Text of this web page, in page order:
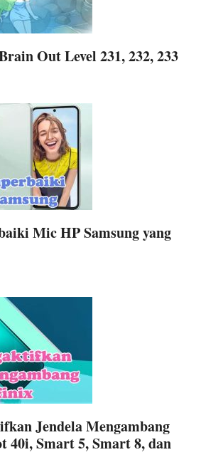
Out Level 231, 232, 233
Mic HP Samsung yang
Jendela Mengambang
40i, Smart 5, Smart 8, dan